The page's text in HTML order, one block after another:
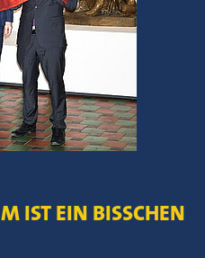
IST EIN BISSCHEN